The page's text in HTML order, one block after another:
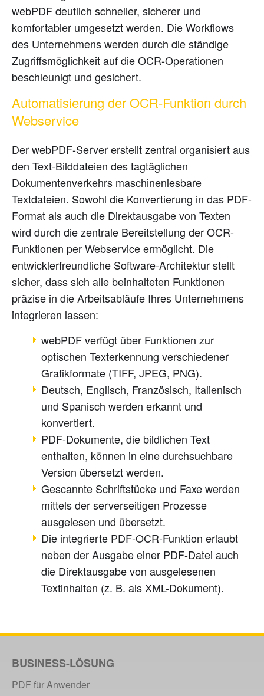
webPDF deutlich schneller, sicherer und
komfortabler umgesetzt werden. Die Workflows
des Unternehmens werden durch die ständige
Zugriffsmöglichkeit auf die OCR-Operationen
beschleunigt und gesichert.
Automatisierung der OCR-Funktion durch
Webservice
Der webPDF-Server erstellt zentral organisiert aus
den Text-Bilddateien des tagtäglichen
Dokumentenverkehrs maschinenlesbare
Textdateien. Sowohl die Konvertierung in das PDF-
Format als auch die Direktausgabe von Texten
wird durch die zentrale Bereitstellung der OCR-
Funktionen per Webservice ermöglicht. Die
entwicklerfreundliche Software-Architektur stellt
sicher, dass sich alle beinhalteten Funktionen
präzise in die Arbeitsabläufe Ihres Unternehmens
integrieren lassen:
webPDF verfügt über Funktionen zur
optischen Texterkennung verschiedener
Grafikformate (TIFF, JPEG, PNG).
Deutsch, Englisch, Französisch, Italienisch
und Spanisch werden erkannt und
konvertiert.
PDF-Dokumente, die bildlichen Text
enthalten, können in eine durchsuchbare
Version übersetzt werden.
Gescannte Schriftstücke und Faxe werden
mittels der serverseitigen Prozesse
ausgelesen und übersetzt.
Die integrierte PDF-OCR-Funktion erlaubt
neben der Ausgabe einer PDF-Datei auch
die Direktausgabe von ausgelesenen
Textinhalten (z. B. als XML-Dokument).
BUSINESS-LÖSUNG
PDF für Anwender